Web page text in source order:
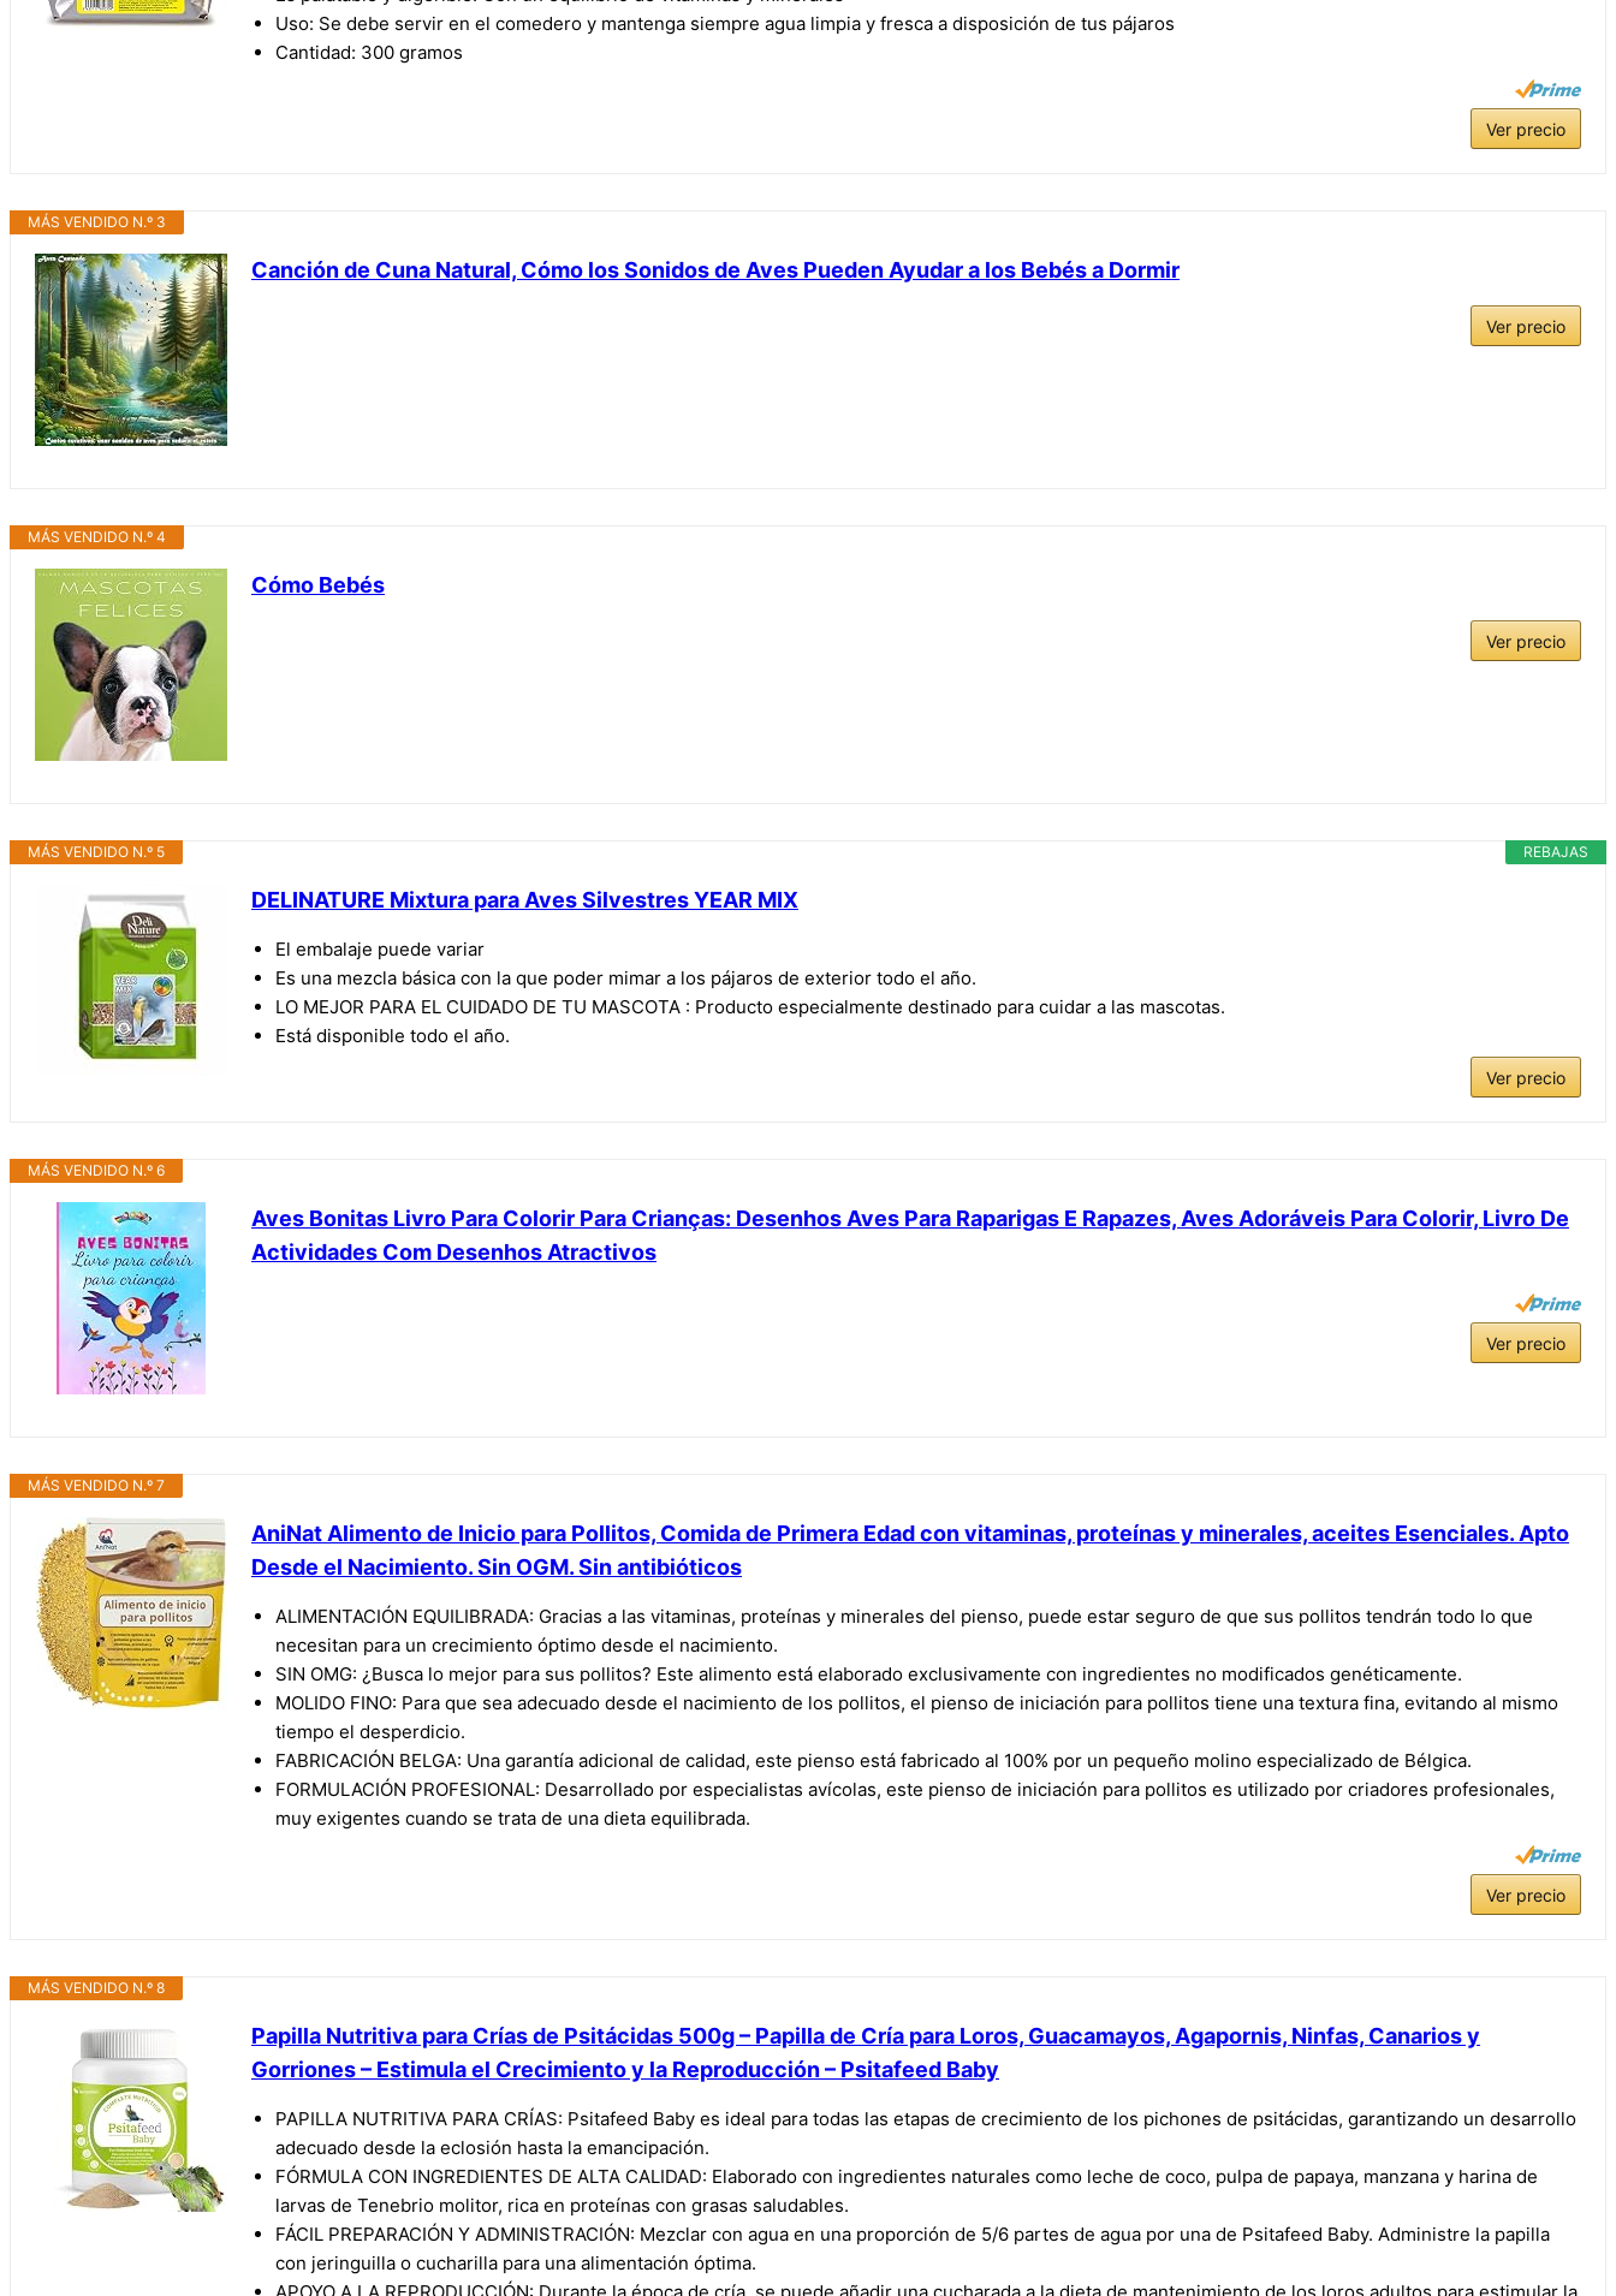
Uso: Se debe servir en el comedero y mantenga siempre agua limpia y fresca a disposición de tus pájaros
Cantidad: 300 gramos
Ver precio
MÁS VENDIDO N.º 3
Canción de Cuna Natural, Cómo los Sonidos de Aves Pueden Ayudar a los Bebés a Dormir
Ver precio
MÁS VENDIDO N.º 4
Cómo Bebés
Ver precio
REBAJAS
MÁS VENDIDO N.º 5
DELINATURE Mixtura para Aves Silvestres YEAR MIX
El embalaje puede variar
Es una mezcla básica con la que poder mimar a los pájaros de exterior todo el año.
LO MEJOR PARA EL CUIDADO DE TU MASCOTA : Producto especialmente destinado para cuidar a las mascotas.
Está disponible todo el año.
Ver precio
MÁS VENDIDO N.º 6
Aves Bonitas Livro Para Colorir Para Crianças: Desenhos Aves Para Raparigas E Rapazes, Aves Adoráveis Para Colorir, Livro De
Actividades Com Desenhos Atractivos
Ver precio
MÁS VENDIDO N.º 7
AniNat Alimento de Inicio para Pollitos, Comida de Primera Edad con vitaminas, proteínas y minerales, aceites Esenciales. Apto
Desde el Nacimiento. Sin OGM. Sin antibióticos
ALIMENTACIÓN EQUILIBRADA: Gracias a las vitaminas, proteínas y minerales del pienso, puede estar seguro de que sus pollitos tendrán todo lo que
necesitan para un crecimiento óptimo desde el nacimiento.
SIN OMG: ¿Busca lo mejor para sus pollitos? Este alimento está elaborado exclusivamente con ingredientes no modificados genéticamente.
MOLIDO FINO: Para que sea adecuado desde el nacimiento de los pollitos, el pienso de iniciación para pollitos tiene una textura fina, evitando al mismo
tiempo el desperdicio.
FABRICACIÓN BELGA: Una garantía adicional de calidad, este pienso está fabricado al 100% por un pequeño molino especializado de Bélgica.
FORMULACIÓN PROFESIONAL: Desarrollado por especialistas avícolas, este pienso de iniciación para pollitos es utilizado por criadores profesionales,
muy exigentes cuando se trata de una dieta equilibrada.
Ver precio
MÁS VENDIDO N.º 8
Papilla Nutritiva para Crías de Psitácidas 500g – Papilla de Cría para Loros, Guacamayos, Agapornis, Ninfas, Canarios y
Gorriones – Estimula el Crecimiento y la Reproducción – Psitafeed Baby
PAPILLA NUTRITIVA PARA CRÍAS: Psitafeed Baby es ideal para todas las etapas de crecimiento de los pichones de psitácidas, garantizando un desarrollo
adecuado desde la eclosión hasta la emancipación.
FÓRMULA CON INGREDIENTES DE ALTA CALIDAD: Elaborado con ingredientes naturales como leche de coco, pulpa de papaya, manzana y harina de
larvas de Tenebrio molitor, rica en proteínas con grasas saludables.
FÁCIL PREPARACIÓN Y ADMINISTRACIÓN: Mezclar con agua en una proporción de 5/6 partes de agua por una de Psitafeed Baby. Administre la papilla
con jeringuilla o cucharilla para una alimentación óptima.